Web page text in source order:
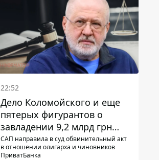
22:52
Дело Коломойского и еще
пятерых фигурантов о
завладении 9,2 млрд грн
ПриватБанка направили в
суд
САП направила в суд обвинительный акт
в отношении олигарха и чиновников
ПриватБанка